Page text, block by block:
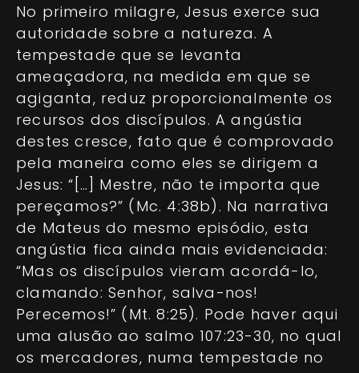
No primeiro milagre, Jesus exerce sua
autoridade sobre a natureza. A
tempestade que se levanta
ameaçadora, na medida em que se
agiganta, reduz proporcionalmente os
recursos dos discípulos. A angústia
destes cresce, fato que é comprovado
pela maneira como eles se dirigem a
Jesus: “[…] Mestre, não te importa que
pereçamos?” (Mc. 4:38b). Na narrativa
de Mateus do mesmo episódio, esta
angústia fica ainda mais evidenciada:
“Mas os discípulos vieram acordá-lo,
clamando: Senhor, salva-nos!
Perecemos!” (Mt. 8:25). Pode haver aqui
uma alusão ao salmo 107:23-30, no qual
os mercadores, numa tempestade no